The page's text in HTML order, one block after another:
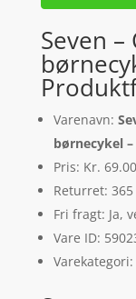
Seven –
Varenavn:
børnecykel –
Pris: Kr. 69.00
Returret:
Fri fragt: Ja,
Vare ID: